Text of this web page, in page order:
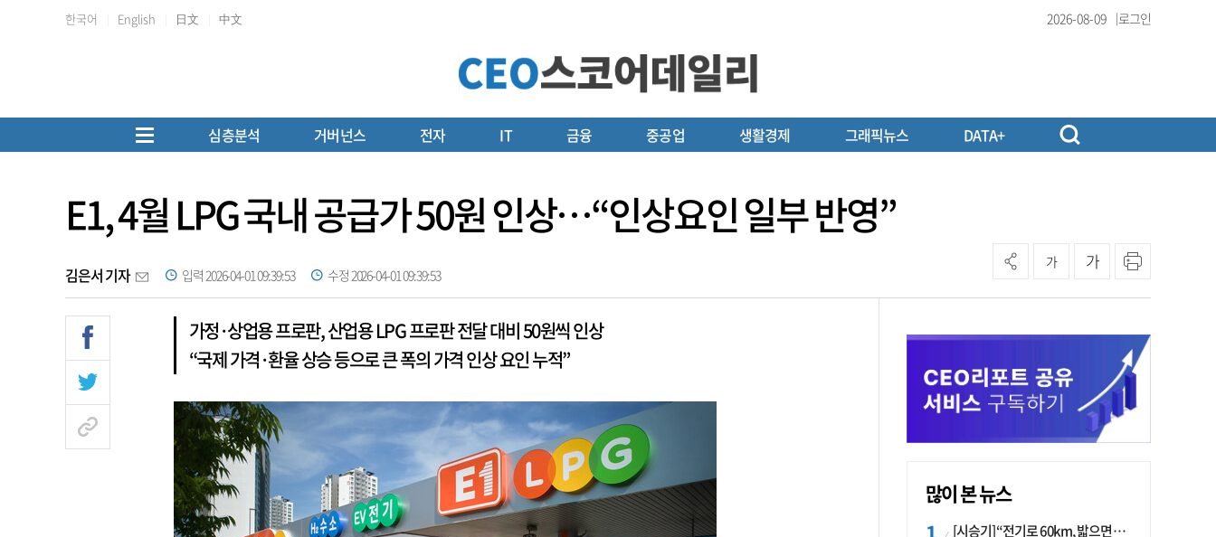
한국어 English 日文 中文 2026-08-09 로그인
심층분석 거버넌스 전자 IT 금융 중공업 생활경제 그래픽뉴스 DATA+
E1, 4월 LPG 국내 공급가 50원 인상…“인상요인 일부 반영”
김은서 기자 입력 2026-04-01 09:39:53 수정 2026-04-01 09:39:53
가 가
가정·상업용 프로판, 산업용 LPG 프로판 전달 대비 50원씩 인상
“국제 가격·환율 상승 등으로 큰 폭의 가격 인상 요인 누적”
많이 본 뉴스
[시승기] “전기로 60km, 밟으면 462마력”…볼보 XC60 T8의 두 얼굴